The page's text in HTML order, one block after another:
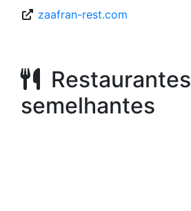
zaafran-rest.com
Restaurantes
semelhantes